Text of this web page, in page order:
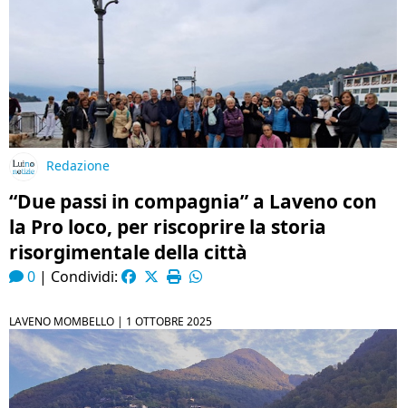
Redazione
“Due passi in compagnia” a Laveno con
la Pro loco, per riscoprire la storia
risorgimentale della città
0 | Condividi:
LAVENO MOMBELLO | 1 OTTOBRE 2025